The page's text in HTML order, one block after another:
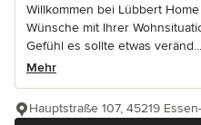
Willkommen bei Lübbert
Wünsche mit Ihrer
Gefühl es sollte etwas veränd...
Mehr
Hauptstraße 107, 45219